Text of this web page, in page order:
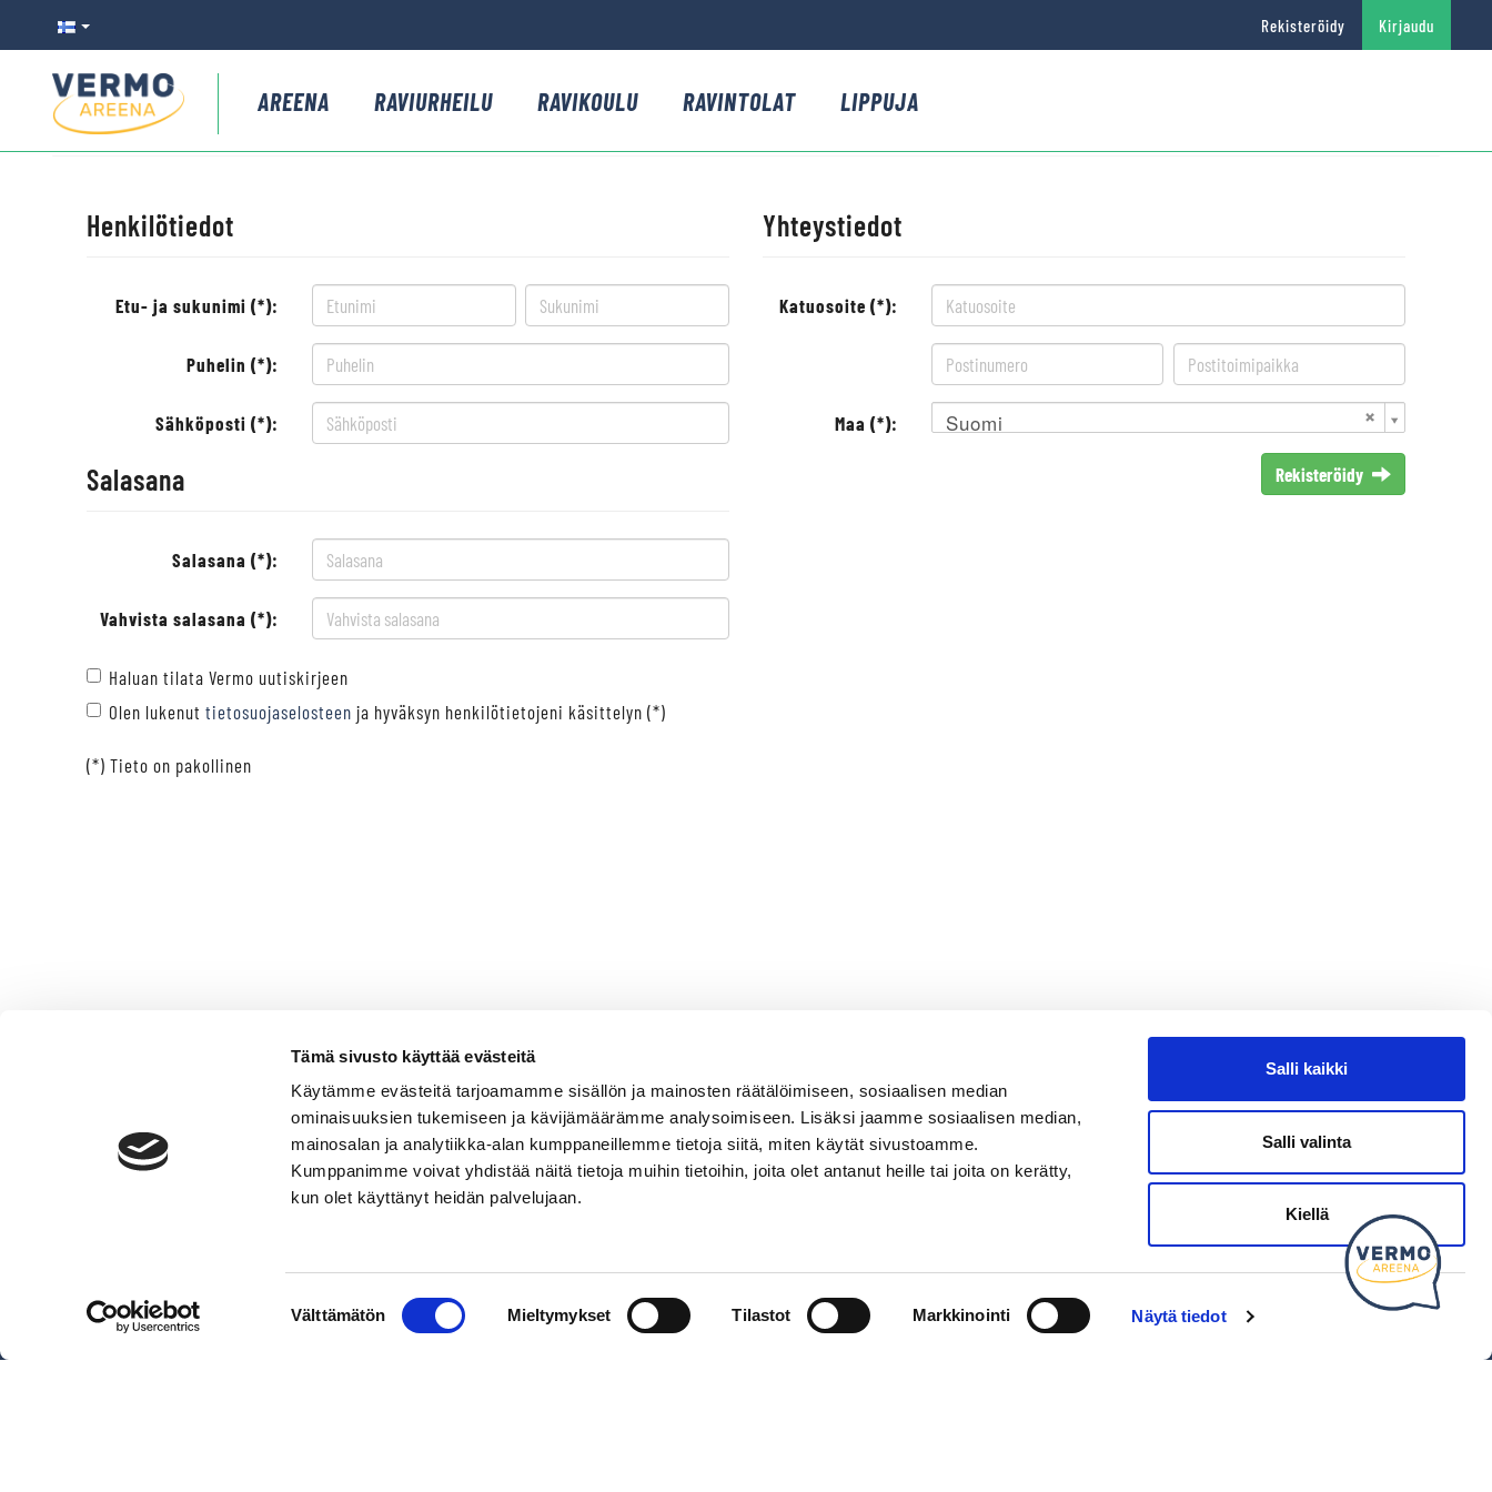
Tämä sivusto käyttää evästeitä
Käytämme evästeitä tarjoamamme sisällön ja mainosten räätälöimiseen, sosiaalisen median
ominaisuuksien tukemiseen ja kävijämäärämme analysoimiseen. Lisäksi jaamme sosiaalisen median,
mainosalan ja analytiikka-alan kumppaneillemme tietoja siitä, miten käytät sivustoamme.
Kumppanimme voivat yhdistää näitä tietoja muihin tietoihin, joita olet antanut heille tai joita on kerätty,
kun olet käyttänyt heidän palvelujaan.
Välttämätön Mieltymykset Tilastot Markkinointi Näytä tiedot
Salli kaikki
Salli valinta
Kiellä
Kysy tapahtumista tai raveista
Rekisteröidy Kirjaudu
AREENA RAVIURHEILU RAVIKOULU RAVINTOLAT LIPPUJA
Henkilötiedot
Etu- ja sukunimi (*):
Puhelin (*):
Sähköposti (*):
Salasana
Salasana (*):
Vahvista salasana (*):
Yhteystiedot
Katuosoite (*):
Maa (*): Suomi
Rekisteröidy
Haluan tilata Vermo uutiskirjeen
Olen lukenut tietosuojaselosteen ja hyväksyn henkilötietojeni käsittelyn (*)
(*) Tieto on pakollinen
Talinhuipuntie 13, Helsinki
VERMON RAVIRATA OY
myyntipalvelu@vermo.fi
SEURAA MEITÄ